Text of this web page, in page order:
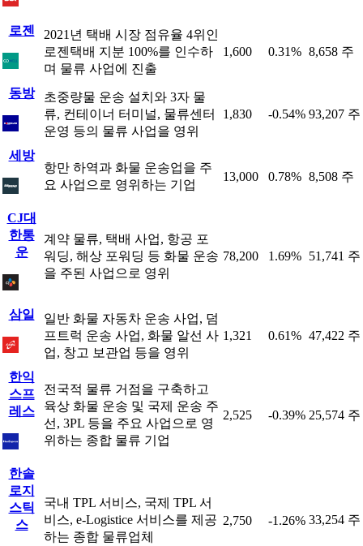
로젠
2021년 택배 시장 점유율 4위인
로젠택배 지분 100%를 인수하
며 물류 사업에 진출
1,600 0.31% 8,658 주
동방
초중량물 운송 설치와 3자 물
류, 컨테이너 터미널, 물류센터
운영 등의 물류 사업을 영위
1,830 -0.54% 93,207 주
세방
항만 하역과 화물 운송업을 주
요 사업으로 영위하는 기업
13,000 0.78% 8,508 주
CJ대
한통
운
계약 물류, 택배 사업, 항공 포
워딩, 해상 포워딩 등 화물 운송
을 주된 사업으로 영위
78,200 1.69% 51,741 주
삼일
일반 화물 자동차 운송 사업, 덤
프트럭 운송 사업, 화물 알선 사
업, 창고 보관업 등을 영위
1,321 0.61% 47,422 주
한익
스프
레스
전국적 물류 거점을 구축하고
육상 화물 운송 및 국제 운송 주
선, 3PL 등을 주요 사업으로 영
위하는 종합 물류 기업
2,525 -0.39% 25,574 주
한솔
로지
스틱
스
국내 TPL 서비스, 국제 TPL 서
비스, e-Logistice 서비스를 제공
하는 종합 물류업체
2,750 -1.26% 33,254 주